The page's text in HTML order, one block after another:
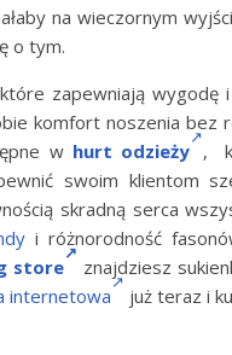
na wieczornym
o tym.
zapewniają wygodę
komfort noszenia bez
w hurt odzieży
,
swoim klientom
skradną serca
i różnorodność
store
znajdziesz
internetowa już teraz i